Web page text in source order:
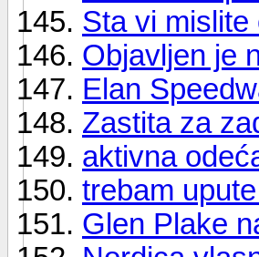
Sta vi
Objavljen je
Elan
Zastita za
aktivna
trebam
Glen Plake